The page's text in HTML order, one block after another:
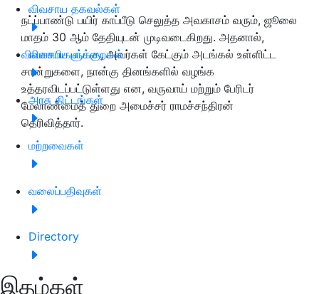
விவசாய தகவல்கள்
விவசாய பட்டறைகள்
அரசு திட்டங்கள்
மற்றவைகள்
வலைப்பதிவுகள்
Directory
இதழ்கள்
நட்ப்பாண்டு பயிர் காப்பீடு செலுத்த அவகாசம் வரும், ஜூலை
மாதம் 30 ஆம் தேதியுடன் முடிவடைகிறது. அதனால்,
விவசாயிகளுக்கு, அவர்கள் கேட்கும் அடங்கல் உள்ளிட்ட
சான்றுகளை, நான்கு தினங்களில் வழங்க
உத்தரவிடப்பட்டுள்ளது என, வருவாய் மற்றும் பேரிடர்
மேலாண்மைத் துறை அமைச்சர் ராமச்சந்திரன்
தெரிவித்தார்.